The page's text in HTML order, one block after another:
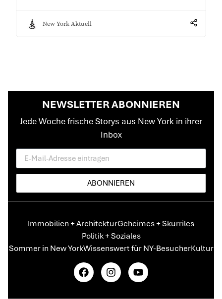
New York Aktuell
NEWSLETTER ABONNIEREN
Jede Woche frische Storys aus New York in ihrer
Inbox
ABONNIEREN
Immobilien + ArchitekturGeheimes + Skurriles
Politik + Soziales
Sommer in New YorkWissenswert für NY-BesucherKultur